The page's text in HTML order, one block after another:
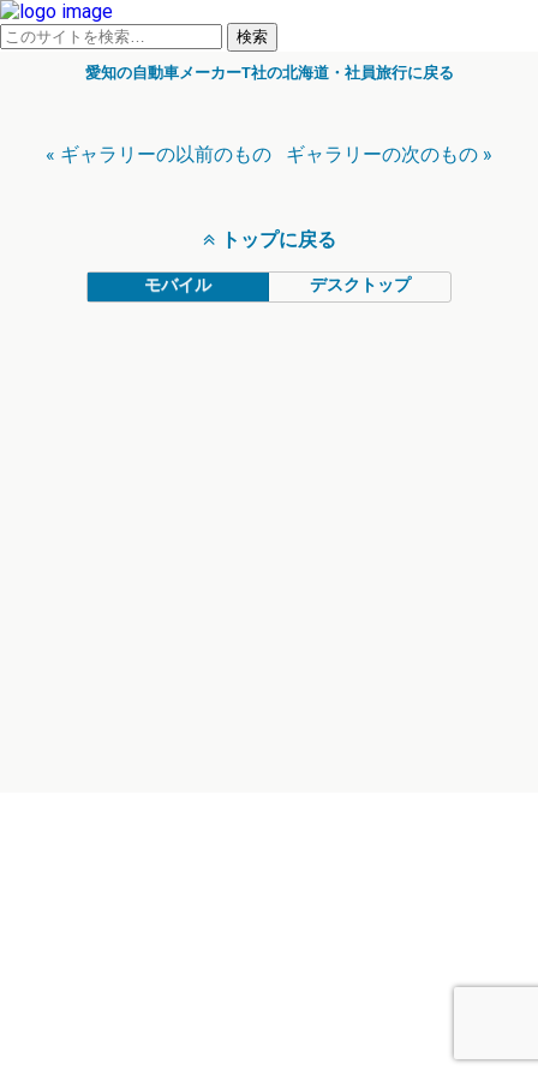
愛知の自動車メーカーT社の北海道・社員旅行に戻る
« ギャラリーの以前のもの ギャラリーの次のもの »
トップに戻る
モバイル デスクトップ